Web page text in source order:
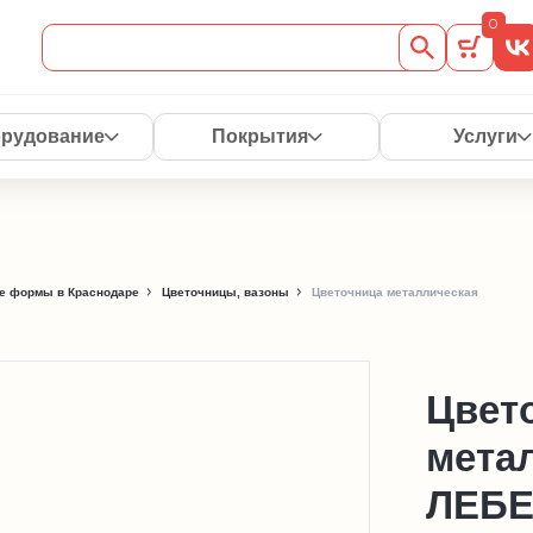
0
Покрытия Услуги
формы в Краснодаре Цветочницы, вазоны Цветочница металлическая